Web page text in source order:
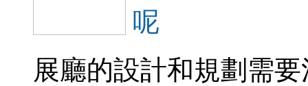
呢
展廳的設計和規劃需